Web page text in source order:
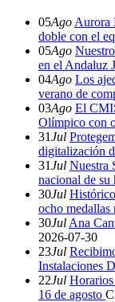
05Ago Aurora
doble con el
05Ago
en el Andaluz
04Ago Los
verano de
03Ago El
Olímpico con
31Jul
digitalización
31Jul Nuestra
nacional de su
30Jul
ocho medallas
30Jul Ana
2026-07-30
23Jul
Instalaciones
22Jul
16 de agosto